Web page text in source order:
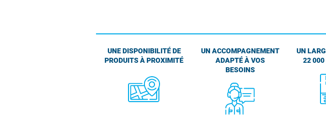
UNE DISPONIBILITÉ DE
PRODUITS À PROXIMITÉ
UN ACCOMPAGNEMENT
ADAPTÉ À VOS
BESOINS
UN
22 000